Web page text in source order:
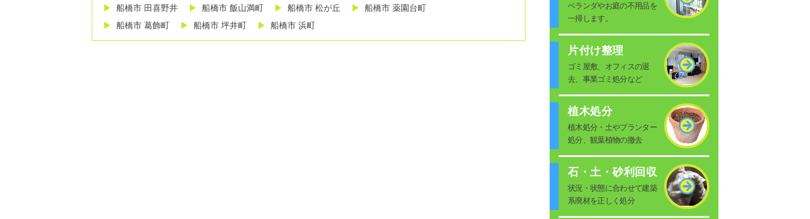
船橋市 田喜野井
船橋市 飯山満町 船橋市 松が丘
船橋市 薬園台町
船橋市 葛飾町
船橋市 坪井町 船橋市 浜町
ベランダやお庭の不用品を
一掃します。
片付け整理
ゴミ屋敷、オフィスの退
去、事業ゴミ処分など
植木処分
植木処分・土やプランター
処分、観葉植物の撤去
石・土・砂利回収
状況・状態に合わせて建築
系廃材を正しく処分